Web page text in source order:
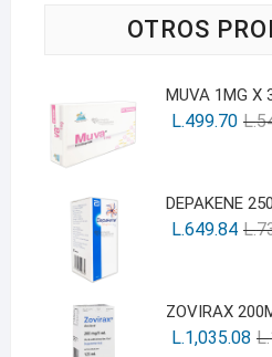
OTROS
MUVA 1MG X
L.
L.499.70
DEPAKENE
L.
L.649.84
ZOVIRAX
L.
L.1,035.08